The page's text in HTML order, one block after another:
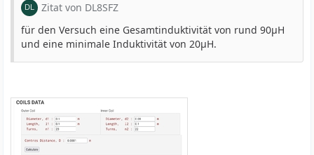
Zitat von DL8SFZ
für den Versuch eine Gesamtinduktivität von rund 90µH
und eine minimale Induktivität von 20µH.